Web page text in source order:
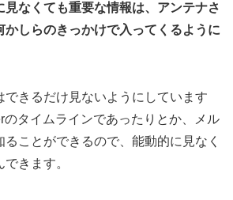
見なくても重要な情報は、アンテナさ
かしらのきっかけで入ってくるように
できるだけ見ないようにしています
のタイムラインであったりとか、メル
ことができるので、能動的に見なく
きます。